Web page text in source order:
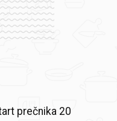
prečnika 20